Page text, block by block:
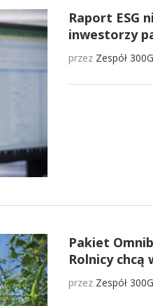
Raport ESG
inwestorzy
przez Zespół
Pakiet
Rolnicy chcą
przez Zespół